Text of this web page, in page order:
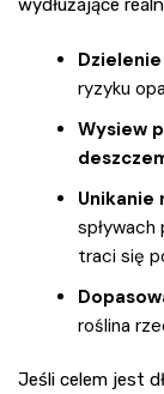
wydłużające
ryzyku
Wysiew
Unikanie
traci się
roślina
Jeśli celem jest